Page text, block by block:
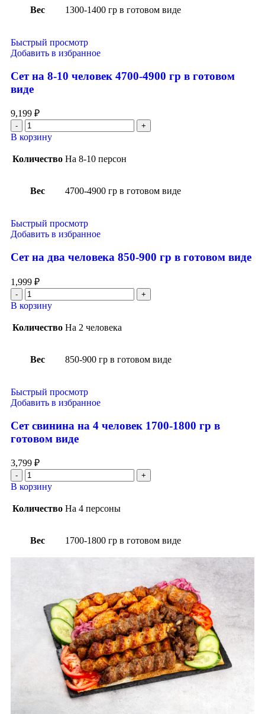
Вес 1300-1400 гр в готовом виде
Быстрый просмотр
Добавить в избранное
Сет на 8-10 человек 4700-4900 гр в готовом
виде
9,199 ₽
В корзину
Количество На 8-10 персон
Вес 4700-4900 гр в готовом виде
Быстрый просмотр
Добавить в избранное
Сет на два человека 850-900 гр в готовом виде
1,999 ₽
В корзину
Количество На 2 человека
Вес 850-900 гр в готовом виде
Быстрый просмотр
Добавить в избранное
Сет свинина на 4 человек 1700-1800 гр в
готовом виде
3,799 ₽
В корзину
Количество На 4 персоны
Вес 1700-1800 гр в готовом виде